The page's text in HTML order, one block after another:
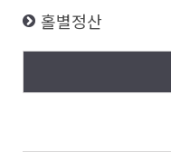
홀별정산